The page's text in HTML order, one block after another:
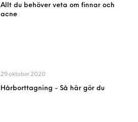
Allt du behöver veta om finnar och
acne
29 oktober 2020
Hårborttagning - Så här gör du